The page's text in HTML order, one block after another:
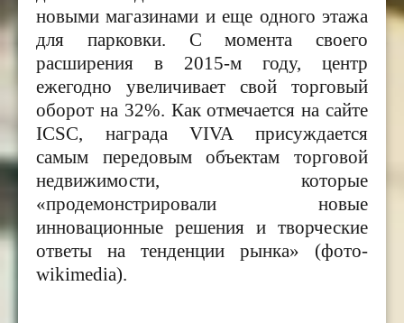
новыми магазинами и еще одного этажа
для парковки. С момента своего
расширения в 2015-м году, центр
ежегодно увеличивает свой торговый
оборот на 32%. Как отмечается на сайте
ICSC, наградаVIVAприсуждается
самым передовым объектам торговой
недвижимости, которые
«продемонстрировали новые
инновационные решения и творческие
ответы на тенденции рынка» (фото-
wikimedia).